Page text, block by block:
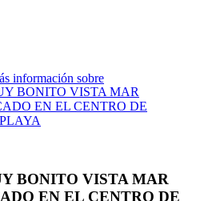
información sobre
BONITO VISTA MAR
EN EL CENTRO DE
BONITO VISTA MAR
EN EL CENTRO DE